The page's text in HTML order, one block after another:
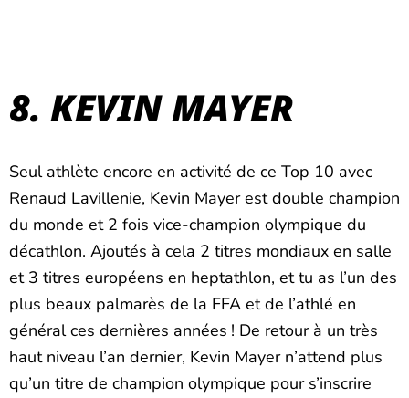
8. KEVIN MAYER
Seul athlète encore en activité de ce Top 10 avec
Renaud Lavillenie, Kevin Mayer est double champion
du monde et 2 fois vice-champion olympique du
décathlon. Ajoutés à cela 2 titres mondiaux en salle
et 3 titres européens en heptathlon, et tu as l’un des
plus beaux palmarès de la FFA et de l’athlé en
général ces dernières années ! De retour à un très
haut niveau l’an dernier, Kevin Mayer n’attend plus
qu’un titre de champion olympique pour s’inscrire